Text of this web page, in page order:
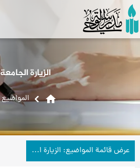
الزيارة الجامعة
home المواضیع
عرض قائمة المواضيع: الزيارة الجامعة